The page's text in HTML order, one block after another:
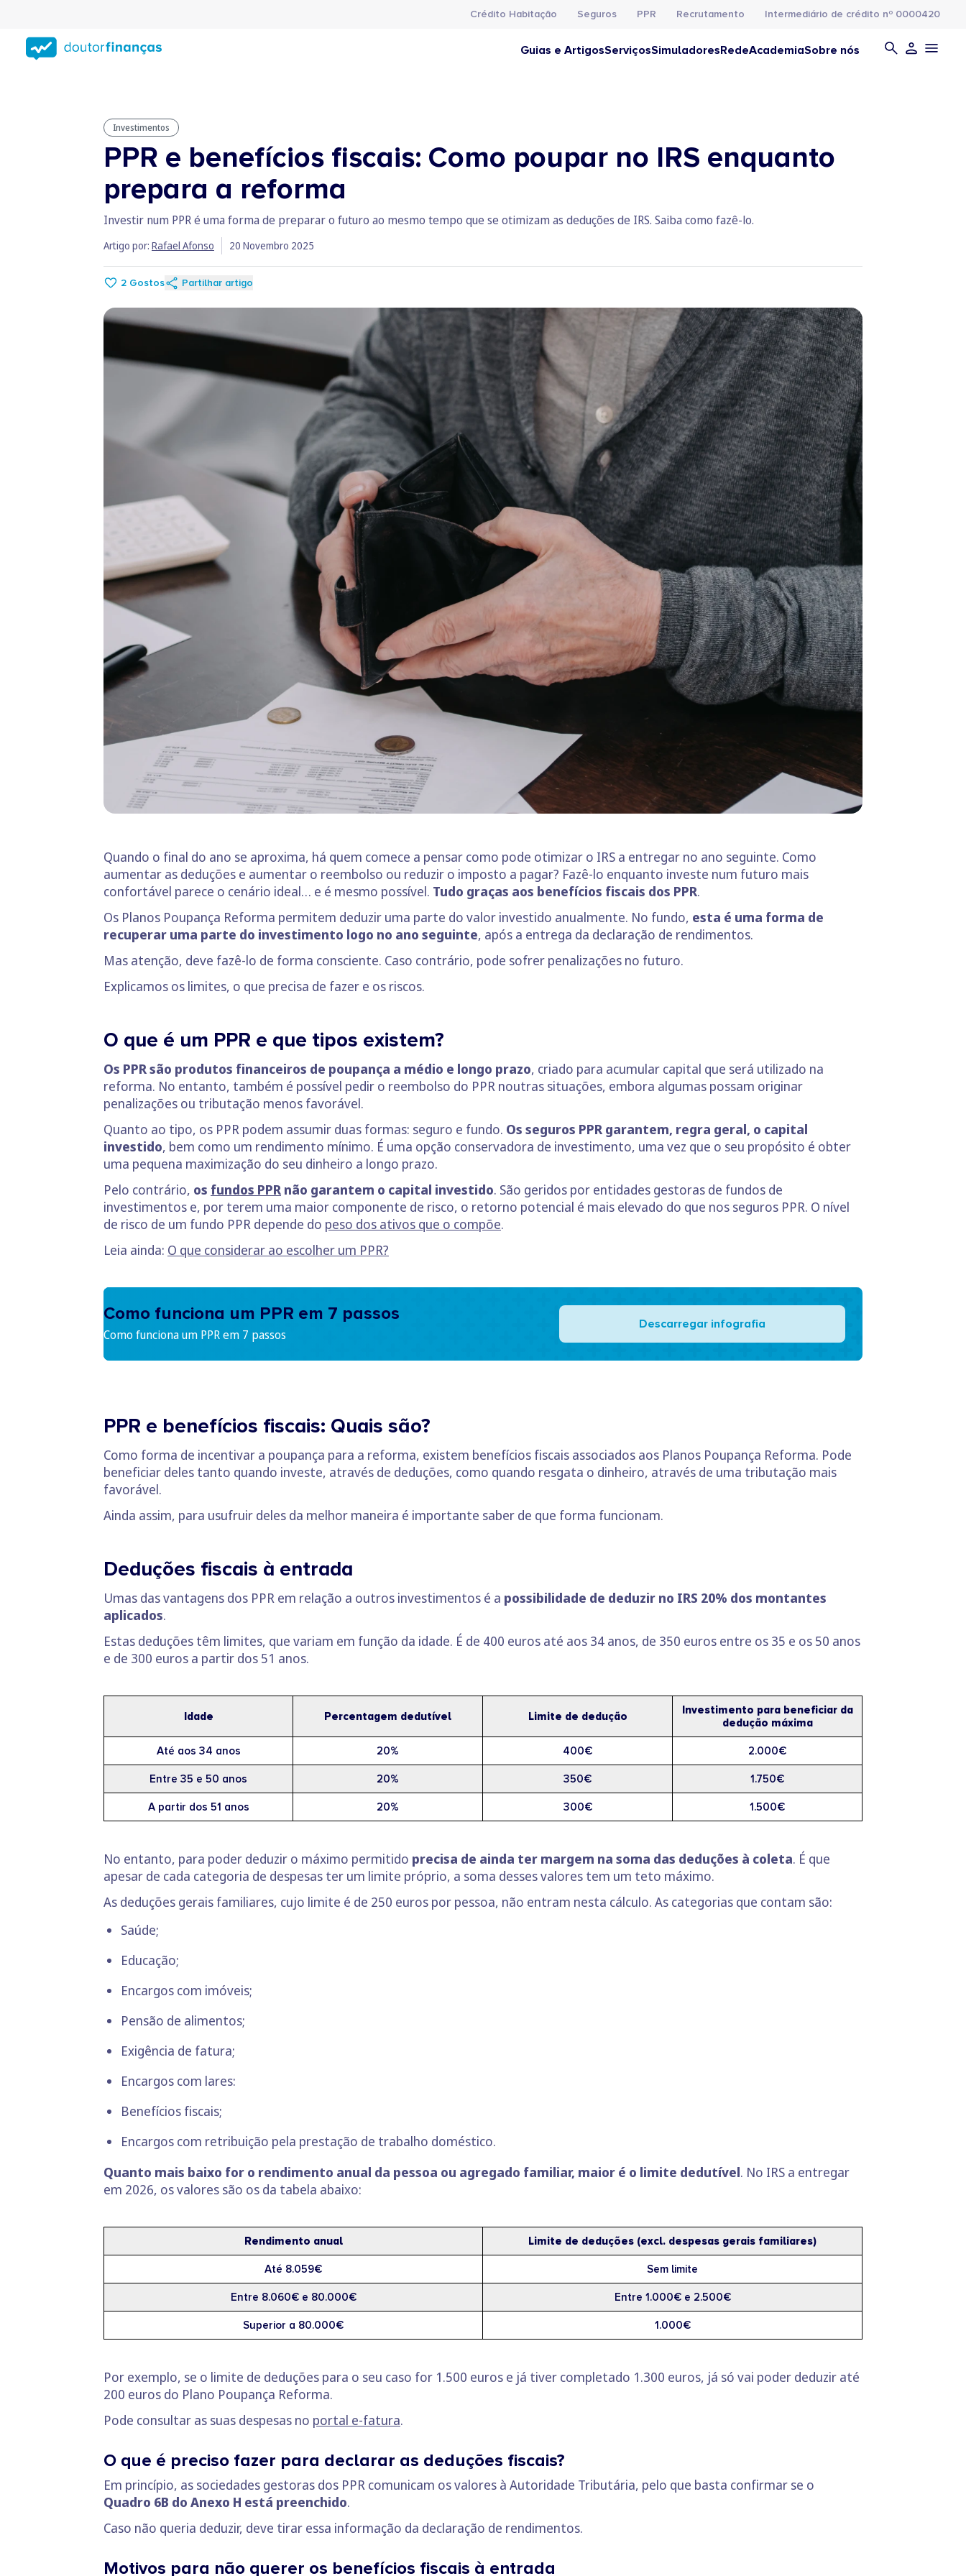
conteúdo
principal
Crédito Habitação Seguros PPR Recrutamento Intermediário de crédito nº 0000420
Guias e ArtigosServiçosSimuladoresRedeAcademiaSobre nós
Investimentos
PPR e benefícios fiscais: Como poupar no IRS enquanto
prepara a reforma
Investir num PPR é uma forma de preparar o futuro ao mesmo tempo que se otimizam as deduções de IRS. Saiba como fazê-lo.
Artigo por: Rafael Afonso 20 Novembro 2025
2 Gostos Partilhar artigo
Quando o final do ano se aproxima, há quem comece a pensar como pode otimizar o IRS a entregar no ano seguinte. Como
aumentar as deduções e aumentar o reembolso ou reduzir o imposto a pagar? Fazê-lo enquanto investe num futuro mais
confortável parece o cenário ideal… e é mesmo possível. Tudo graças aos benefícios fiscais dos PPR.
Os Planos Poupança Reforma permitem deduzir uma parte do valor investido anualmente. No fundo, esta é uma forma de
recuperar uma parte do investimento logo no ano seguinte, após a entrega da declaração de rendimentos.
Mas atenção, deve fazê-lo de forma consciente. Caso contrário, pode sofrer penalizações no futuro.
Explicamos os limites, o que precisa de fazer e os riscos.
O que é um PPR e que tipos existem?
Os PPR são produtos financeiros de poupança a médio e longo prazo, criado para acumular capital que será utilizado na
reforma. No entanto, também é possível pedir o reembolso do PPR noutras situações, embora algumas possam originar
penalizações ou tributação menos favorável.
Quanto ao tipo, os PPR podem assumir duas formas: seguro e fundo. Os seguros PPR garantem, regra geral, o capital
investido, bem como um rendimento mínimo. É uma opção conservadora de investimento, uma vez que o seu propósito é obter
uma pequena maximização do seu dinheiro a longo prazo.
Pelo contrário, os fundos PPR não garantem o capital investido. São geridos por entidades gestoras de fundos de
investimentos e, por terem uma maior componente de risco, o retorno potencial é mais elevado do que nos seguros PPR. O nível
de risco de um fundo PPR depende do peso dos ativos que o compõe.
Leia ainda: O que considerar ao escolher um PPR?
Como funciona um PPR em 7 passos
Como funciona um PPR em 7 passos
Descarregar infografia
PPR e benefícios fiscais: Quais são?
Como forma de incentivar a poupança para a reforma, existem benefícios fiscais associados aos Planos Poupança Reforma. Pode
beneficiar deles tanto quando investe, através de deduções, como quando resgata o dinheiro, através de uma tributação mais
favorável.
Ainda assim, para usufruir deles da melhor maneira é importante saber de que forma funcionam.
Deduções fiscais à entrada
Umas das vantagens dos PPR em relação a outros investimentos é a possibilidade de deduzir no IRS 20% dos montantes
aplicados.
Estas deduções têm limites, que variam em função da idade. É de 400 euros até aos 34 anos, de 350 euros entre os 35 e os 50 anos
e de 300 euros a partir dos 51 anos.
Idade Percentagem dedutível Limite de dedução
Investimento para beneficiar da
dedução máxima
Até aos 34 anos 20% 400€ 2.000€
Entre 35 e 50 anos 20% 350€ 1.750€
A partir dos 51 anos 20% 300€ 1.500€
No entanto, para poder deduzir o máximo permitido precisa de ainda ter margem na soma das deduções à coleta. É que
apesar de cada categoria de despesas ter um limite próprio, a soma desses valores tem um teto máximo.
As deduções gerais familiares, cujo limite é de 250 euros por pessoa, não entram nesta cálculo. As categorias que contam são:
Saúde;
Educação;
Encargos com imóveis;
Pensão de alimentos;
Exigência de fatura;
Encargos com lares:
Benefícios fiscais;
Encargos com retribuição pela prestação de trabalho doméstico.
Quanto mais baixo for o rendimento anual da pessoa ou agregado familiar, maior é o limite dedutível. No IRS a entregar
em 2026, os valores são os da tabela abaixo:
Rendimento anual Limite de deduções (excl. despesas gerais familiares)
Até 8.059€ Sem limite
Entre 8.060€ e 80.000€ Entre 1.000€ e 2.500€
Superior a 80.000€ 1.000€
Por exemplo, se o limite de deduções para o seu caso for 1.500 euros e já tiver completado 1.300 euros, já só vai poder deduzir até
200 euros do Plano Poupança Reforma.
Pode consultar as suas despesas no portal e-fatura.
O que é preciso fazer para declarar as deduções fiscais?
Em princípio, as sociedades gestoras dos PPR comunicam os valores à Autoridade Tributária, pelo que basta confirmar se o
Quadro 6B do Anexo H está preenchido.
Caso não queria deduzir, deve tirar essa informação da declaração de rendimentos.
Motivos para não querer os benefícios fiscais à entrada